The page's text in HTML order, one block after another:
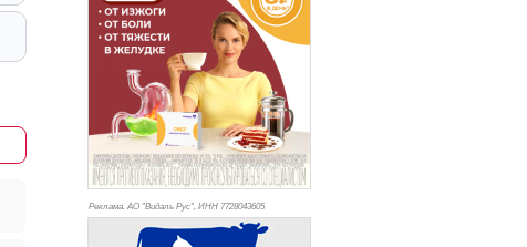
Реклама. АО "Видаль Рус", ИНН 7728043605